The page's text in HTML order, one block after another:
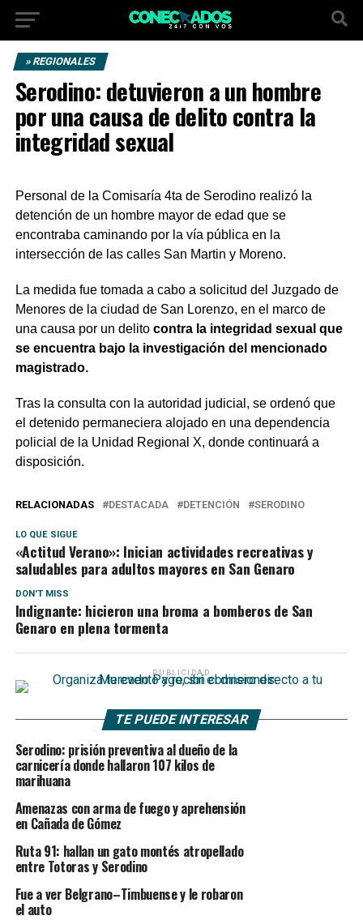
» REGIONALES
Serodino: detuvieron a un hombre
por una causa de delito contra la
integridad sexual
Personal de la Comisaría 4ta de Serodino realizó la
detención de un hombre mayor de edad que se
encontraba caminando por la vía pública en la
intersección de las calles San Martin y Moreno.
La medida fue tomada a cabo a solicitud del Juzgado de
Menores de la ciudad de San Lorenzo, en el marco de
una causa por un delitocontra la integridad sexual que
se encuentra bajo la investigación del mencionado
magistrado.
Tras la consulta con la autoridad judicial, se ordenó que
el detenido permaneciera alojado en una dependencia
policial de la Unidad Regional X, donde continuará a
disposición.
RELACIONADAS DESTACADA DETENCIÓN SERODINO
LO QUE SIGUE
«Actitud Verano»: Inician actividades recreativas y
saludables para adultos mayores en San Genaro
DON'T MISS
Indignante: hicieron una broma a bomberos de San
Genaro en plena tormenta
PUBLICIDAD
TE PUEDE INTERESAR
Serodino: prisión preventiva al dueño de la
carnicería donde hallaron 107 kilos de
marihuana
Amenazas con arma de fuego y aprehensión
en Cañada de Gómez
Ruta 91: hallan un gato montés atropellado
entre Totoras y Serodino
Fue a ver Belgrano–Timbuense y le robaron
el auto